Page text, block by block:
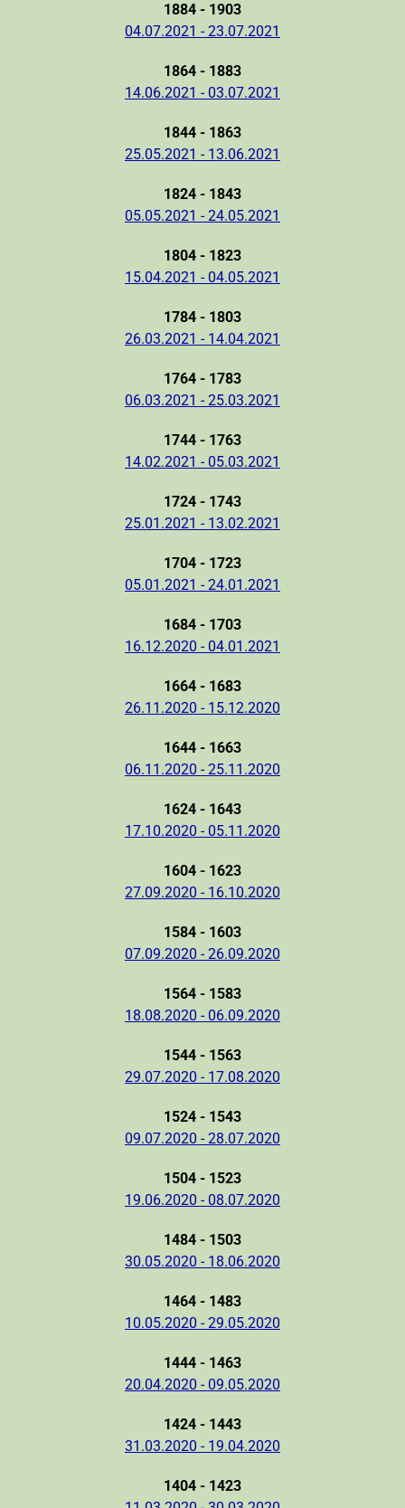
1884 - 1903
04.07.2021 - 23.07.2021
1864 - 1883
14.06.2021 - 03.07.2021
1844 - 1863
25.05.2021 - 13.06.2021
1824 - 1843
05.05.2021 - 24.05.2021
1804 - 1823
15.04.2021 - 04.05.2021
1784 - 1803
26.03.2021 - 14.04.2021
1764 - 1783
06.03.2021 - 25.03.2021
1744 - 1763
14.02.2021 - 05.03.2021
1724 - 1743
25.01.2021 - 13.02.2021
1704 - 1723
05.01.2021 - 24.01.2021
1684 - 1703
16.12.2020 - 04.01.2021
1664 - 1683
26.11.2020 - 15.12.2020
1644 - 1663
06.11.2020 - 25.11.2020
1624 - 1643
17.10.2020 - 05.11.2020
1604 - 1623
27.09.2020 - 16.10.2020
1584 - 1603
07.09.2020 - 26.09.2020
1564 - 1583
18.08.2020 - 06.09.2020
1544 - 1563
29.07.2020 - 17.08.2020
1524 - 1543
09.07.2020 - 28.07.2020
1504 - 1523
19.06.2020 - 08.07.2020
1484 - 1503
30.05.2020 - 18.06.2020
1464 - 1483
10.05.2020 - 29.05.2020
1444 - 1463
20.04.2020 - 09.05.2020
1424 - 1443
31.03.2020 - 19.04.2020
1404 - 1423